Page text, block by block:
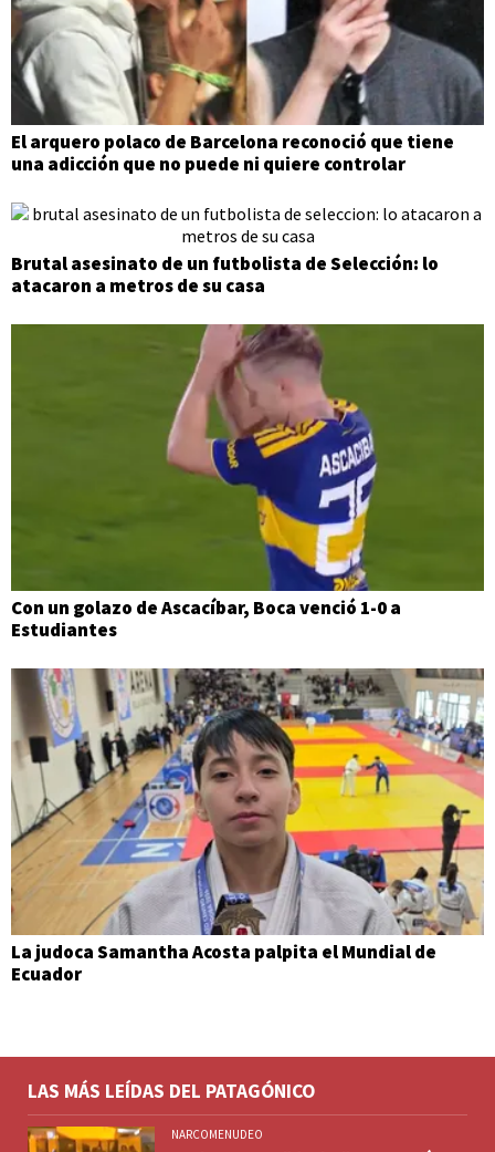
El arquero polaco de Barcelona reconoció que tiene
una adicción que no puede ni quiere controlar
Brutal asesinato de un futbolista de Selección: lo
atacaron a metros de su casa
Con un golazo de Ascacíbar, Boca venció 1-0 a
Estudiantes
La judoca Samantha Acosta palpita el Mundial de
Ecuador
LAS MÁS LEÍDAS DEL PATAGÓNICO
NARCOMENUDEO